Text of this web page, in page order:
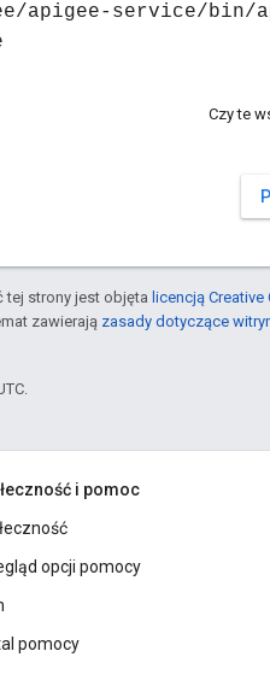
apigee-service/bin/
Czy te
tej strony jest objęta licencją
zawierają zasady dotyczące
i pomoc
opcji pomocy
pomocy